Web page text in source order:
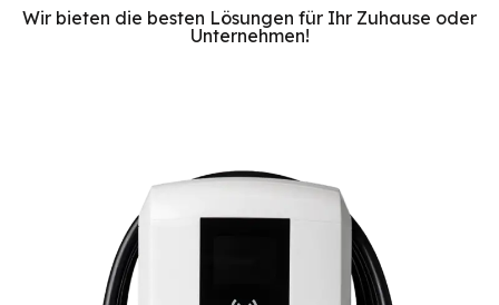
Wir bieten die besten Lösungen für Ihr Zuhause oder
Unternehmen!